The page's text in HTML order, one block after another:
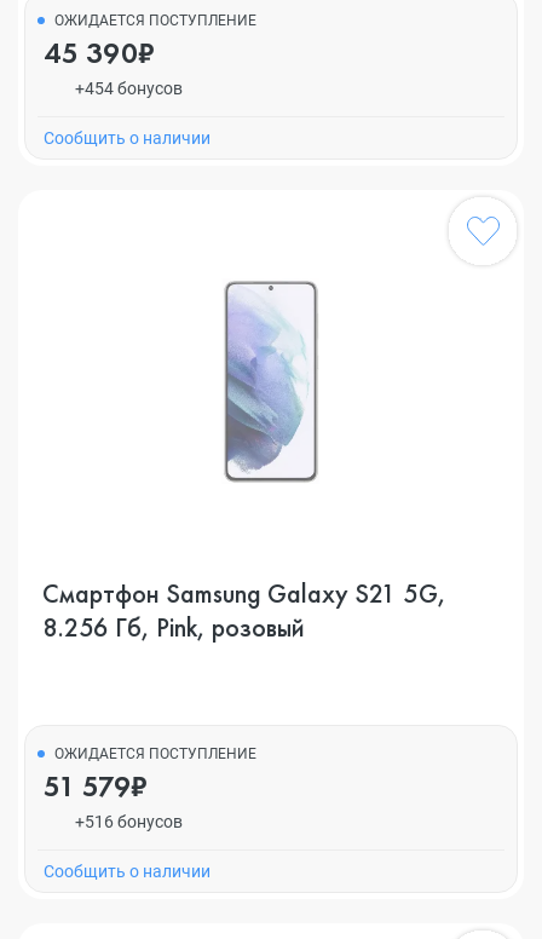
ОЖИДАЕТСЯ ПОСТУПЛЕНИЕ
45 390₽
+454 бонусов
Cообщить о наличии
Смартфон Samsung Galaxy S21 5G,
8.256 Гб, Pink, розовый
ОЖИДАЕТСЯ ПОСТУПЛЕНИЕ
51 579₽
+516 бонусов
Cообщить о наличии